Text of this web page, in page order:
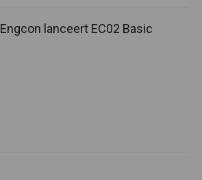
Engcon lanceert EC02 Basic